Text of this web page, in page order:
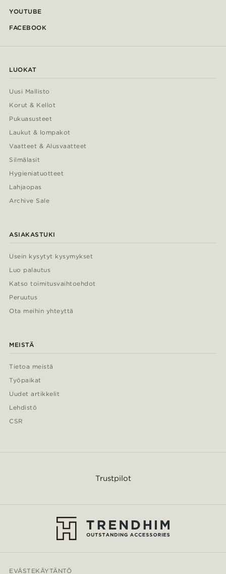
YOUTUBE
FACEBOOK
LUOKAT
Uusi Mallisto
Korut & Kellot
Pukuasusteet
Laukut & lompakot
Vaatteet & Alusvaatteet
Silmälasit
Hygieniatuotteet
Lahjaopas
Archive Sale
ASIAKASTUKI
Usein kysytyt kysymykset
Luo palautus
Katso toimitusvaihtoehdot
Peruutus
Ota meihin yhteyttä
MEISTÄ
Tietoa meistä
Työpaikat
Uudet artikkelit
Lehdistö
CSR
Trustpilot
EVÄSTEKÄYTÄNTÖ